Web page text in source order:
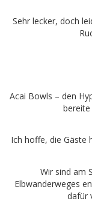
Sehr lecker, doch
Acai Bowls – den
bereite
Ich hoffe, die Gäste
Wir sind am
Elbwanderweges
dafür